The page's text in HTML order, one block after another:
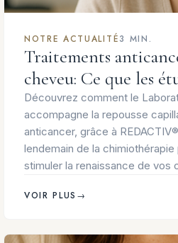
NOTRE ACTUALITÉ3 MIN.
Traitements
cheveu: Ce que les
Découvrez comment le
accompagne la repousse
anticancer, grâce à
lendemain de la
stimuler la renaissance de vos
VOIR PLUS →